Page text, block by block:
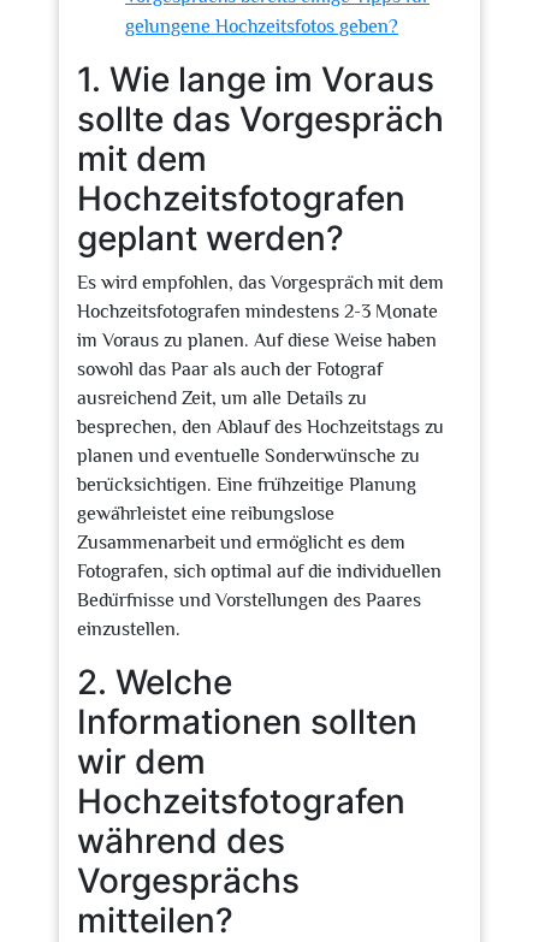
gelungene Hochzeitsfotos geben?
1. Wie lange im Voraus
sollte das Vorgespräch
mit dem
Hochzeitsfotografen
geplant werden?
Es wird empfohlen, das Vorgespräch mit dem
Hochzeitsfotografen mindestens 2-3 Monate
im Voraus zu planen. Auf diese Weise haben
sowohl das Paar als auch der Fotograf
ausreichend Zeit, um alle Details zu
besprechen, den Ablauf des Hochzeitstags zu
planen und eventuelle Sonderwünsche zu
berücksichtigen. Eine frühzeitige Planung
gewährleistet eine reibungslose
Zusammenarbeit und ermöglicht es dem
Fotografen, sich optimal auf die individuellen
Bedürfnisse und Vorstellungen des Paares
einzustellen.
2. Welche
Informationen sollten
wir dem
Hochzeitsfotografen
während des
Vorgesprächs
mitteilen?